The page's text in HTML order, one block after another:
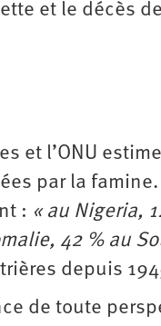
et le décès
et l’ONU
par la famine.
: « au Nigeria,
42 % au
depuis
de toute